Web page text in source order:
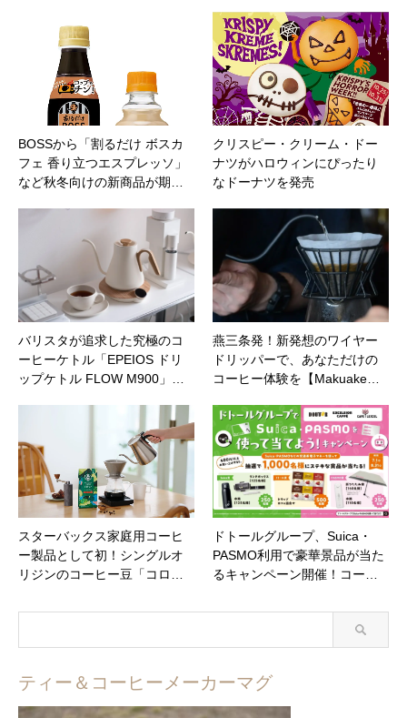
BOSSから「割るだけ ボスカ
フェ 香り立つエスプレッソ」
など秋冬向けの新商品が期…
クリスピー・クリーム・ドー
ナツがハロウィンにぴったり
なドーナツを発売
バリスタが追求した究極のコ
ーヒーケトル「EPEIOS ドリ
ップケトル FLOW M900」…
燕三条発！新発想のワイヤー
ドリッパーで、あなただけの
コーヒー体験を【Makuake…
スターバックス家庭用コーヒ
ー製品として初！シングルオ
リジンのコーヒー豆「コロ…
ドトールグループ、Suica・
PASMO利用で豪華景品が当た
るキャンペーン開催！コー…
ティー＆コーヒーメーカーマグ